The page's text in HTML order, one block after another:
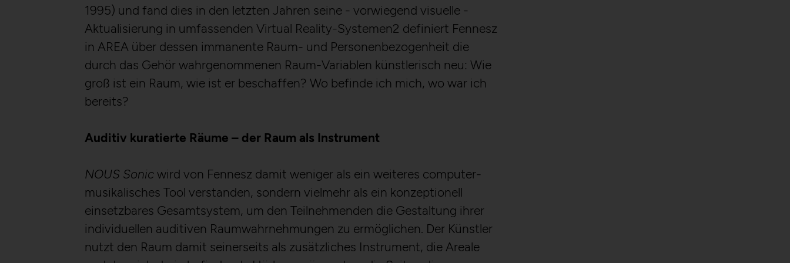
1995) und fand dies in den letzten Jahren seine - vorwiegend visuelle -
Aktualisierung in umfassenden Virtual Reality-Systemen2 definiert Fennesz
in AREA über dessen immanente Raum- und Personenbezogenheit die
durch das Gehör wahrgenommenen Raum-Variablen künstlerisch neu: Wie
groß ist ein Raum, wie ist er beschaffen? Wo befinde ich mich, wo war ich
bereits?
Auditiv kuratierte Räume – der Raum als Instrument
NOUS Sonic wird von Fennesz damit weniger als ein weiteres computer-
musikalisches Tool verstanden, sondern vielmehr als ein konzeptionell
einsetzbares Gesamtsystem, um den Teilnehmenden die Gestaltung ihrer
individuellen auditiven Raumwahrnehmungen zu ermöglichen. Der Künstler
nutzt den Raum damit seinerseits als zusätzliches Instrument, die Areale
HTTP Cookie:
sessionid
Purpose:
Stores session ID of currently logged in user
Domain:
localhost
GDPR conform tracking tool to collect, analyze and create
reportings regarding behaviour of users during their website
visits.
Privacy policy:
/en/privacy-policy/
Owner: NOUS Wissensmanagement FlexCo
Third party:
Yes
HTTP Cookie:
_gat
Purpose:
Used to throttle the request rate.
Domain:
localhost
HTTP Cookie:
_gid
Purpose:
Registers a unique ID that is used to generate statistical data
on how the visitor uses the website.
Domain:
23 hours